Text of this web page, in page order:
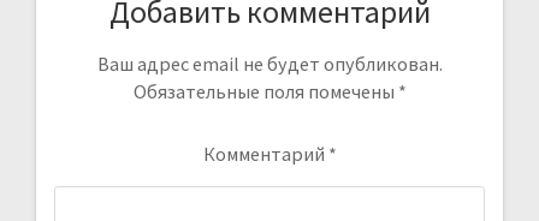
Добавить комментарий
Ваш адрес email не будет опубликован.
Обязательные поля помечены *
Комментарий *